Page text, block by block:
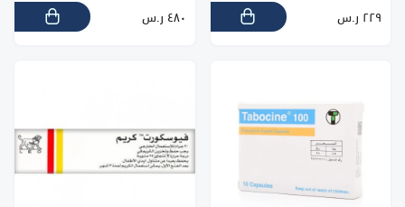
٢٢٩ ر.س
٤٨٠ ر.س